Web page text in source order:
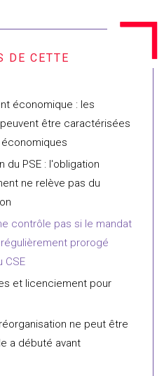
économique : les
être caractérisées
du PSE : l'obligation
ne relève pas du
contrôle pas si le mandat
prorogé
CSE
et licenciement pour
ne peut être
a débuté avant